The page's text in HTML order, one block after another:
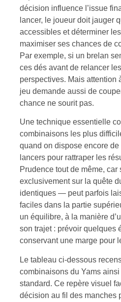
décision influence l’issue
lancer, le joueur doit jauger
accessibles et déterminer
maximiser ses chances de
Par exemple, si un brelan
ces dés avant de relancer
perspectives. Mais attention
jeu demande aussi de
chance ne sourit pas.
Une technique essentielle
combinaisons les plus
quand on dispose encore
lancers pour rattraper les
Prudence tout de même, car
exclusivement sur la quête
identiques — peut parfois
faciles dans la partie
un équilibre, à la manière
son trajet : prévoir quelques
conservant une marge pour
Le tableau ci-dessous
combinaisons du Yams
standard. Ce repère visuel
décision au fil des manches